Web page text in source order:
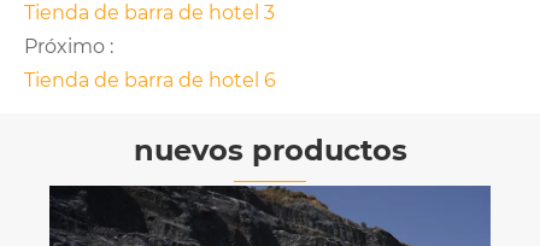
Tienda de barra de hotel 3
Próximo :
Tienda de barra de hotel 6
nuevos productos